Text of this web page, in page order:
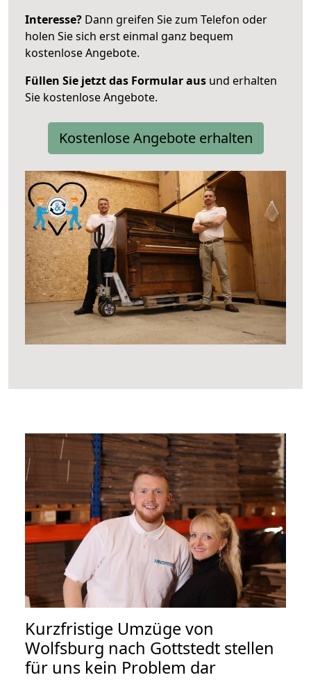
Interesse? Dann greifen Sie zum Telefon oder
holen Sie sich erst einmal ganz bequem
kostenlose Angebote.
Füllen Sie jetzt das Formular aus und erhalten
Sie kostenlose Angebote.
Kostenlose Angebote erhalten
Kurzfristige Umzüge von
Wolfsburg nach Gottstedt stellen
für uns kein Problem dar